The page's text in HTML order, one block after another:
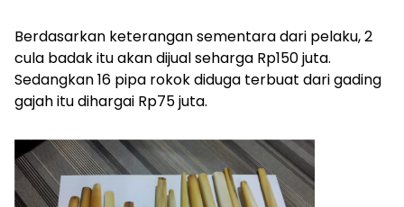
Berdasarkan keterangan sementara dari pelaku, 2
cula badak itu akan dijual seharga Rp150 juta.
Sedangkan 16 pipa rokok diduga terbuat dari gading
gajah itu dihargai Rp75 juta.